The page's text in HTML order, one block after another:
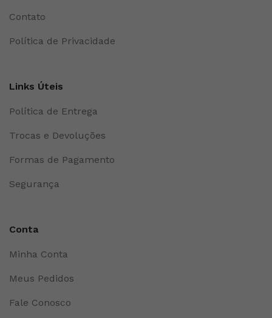
Contato
Política de Privacidade
Links Úteis
Política de Entrega
Trocas e Devoluções
Formas de Pagamento
Segurança
Conta
Minha Conta
Meus Pedidos
Fale Conosco